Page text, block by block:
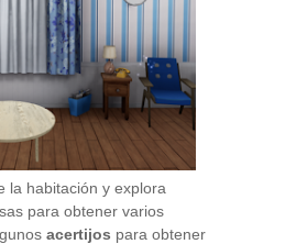
la habitación y explora
para obtener varios
acertijos para obtener